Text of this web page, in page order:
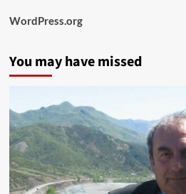
WordPress.org
You may have missed